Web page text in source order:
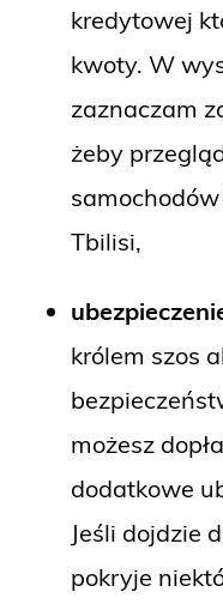
kredytowej
kwoty. W
zaznaczam
żeby
Tbilisi,
królem szos
możesz
dodatkowe
Jeśli dojdzie
pokryje